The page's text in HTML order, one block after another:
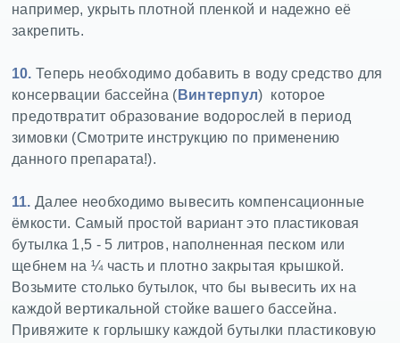
например, укрыть плотной пленкой и надежно её
закрепить.
10. Теперь необходимо добавить в воду средство для
консервации бассейна ( Винтерпул) которое
предотвратит образование водорослей в период
зимовки (Смотрите инструкцию по применению
данного препарата!).
11. Далее необходимо вывесить компенсационные
ёмкости. Самый простой вариант это пластиковая
бутылка 1,5 - 5 литров, наполненная песком или
щебнем на ¼ часть и плотно закрытая крышкой.
Возьмите столько бутылок, что бы вывесить их на
каждой вертикальной стойке вашего бассейна.
Привяжите к горлышку каждой бутылки пластиковую